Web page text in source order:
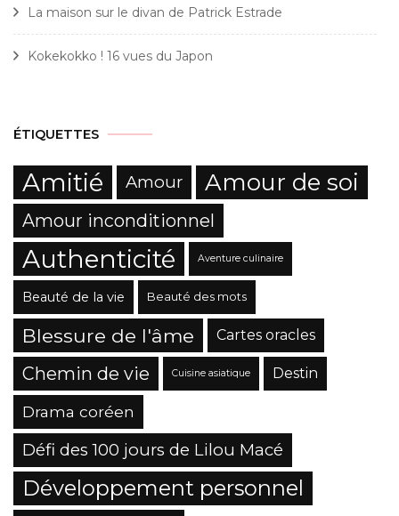
La maison sur le divan de Patrick Estrade
Kokekokko ! 16 vues du Japon
ÉTIQUETTES
Amitié Amour Amour de soi
Amour inconditionnel
Authenticité Aventure culinaire
Beauté de la vie Beauté des mots
Blessure de l'âme Cartes oracles
Chemin de vie Cuisine asiatique Destin
Drama coréen
Défi des 100 jours de Lilou Macé
Développement personnel